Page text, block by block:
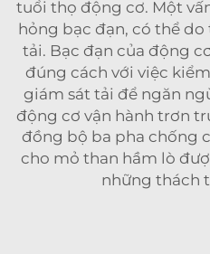
tuổi thọ động cơ. Một
hỏng bạc đạn, có thể
tải. Bạc đạn của động
đúng cách với việc
giám sát tải để ngăn
động cơ vận hành trơn
đồng bộ ba pha chống
cho mỏ than hầm lò
những thách